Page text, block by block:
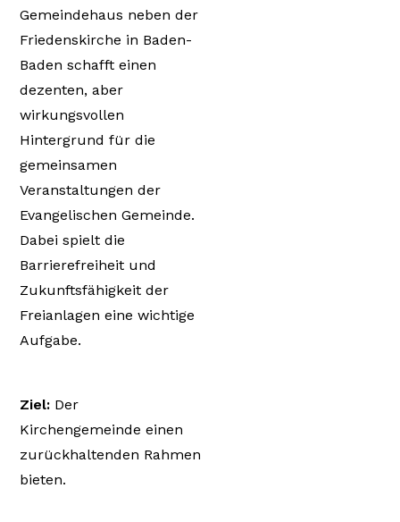
Gemeindehaus neben der
Friedenskirche in Baden-
Baden schafft einen
dezenten, aber
wirkungsvollen
Hintergrund für die
gemeinsamen
Veranstaltungen der
Evangelischen Gemeinde.
Dabei spielt die
Barrierefreiheit und
Zukunftsfähigkeit der
Freianlagen eine wichtige
Aufgabe.
Ziel: Der
Kirchengemeinde einen
zurückhaltenden Rahmen
bieten.